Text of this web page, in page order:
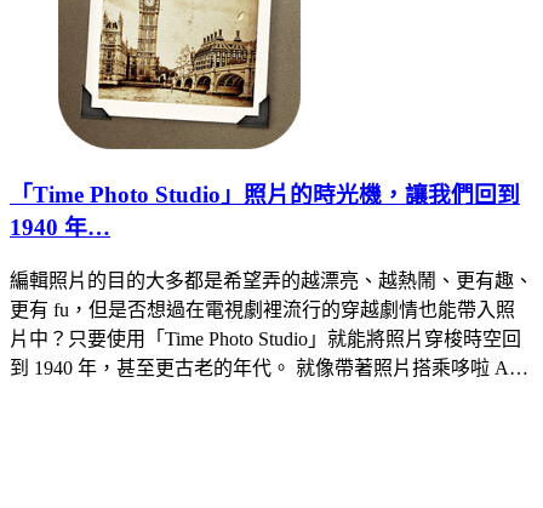
「Time Photo Studio」照片的時光機，讓我們回到
1940 年…
編輯照片的目的大多都是希望弄的越漂亮、越熱鬧、更有趣、
更有 fu，但是否想過在電視劇裡流行的穿越劇情也能帶入照
片中？只要使用「Time Photo Studio」就能將照片穿梭時空回
到 1940 年，甚至更古老的年代。 就像帶著照片搭乘哆啦 A…